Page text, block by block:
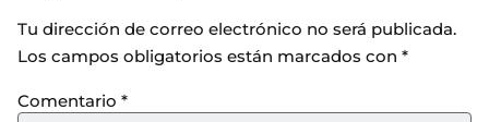
Tu dirección de correo electrónico no será publicada.
Los campos obligatorios están marcados con *
Comentario *